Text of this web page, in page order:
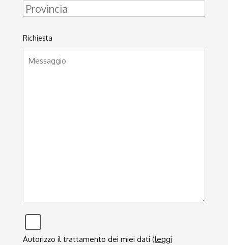
Richiesta
Autorizzo il trattamento dei miei dati (leggi